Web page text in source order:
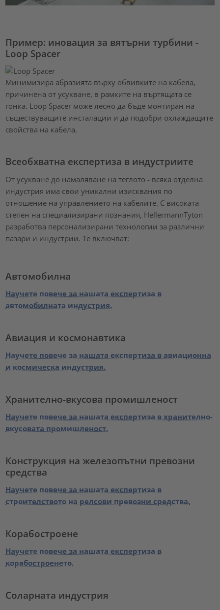
Пример: иновация за вятърни турбини -
Loop Spacer
Минимизира абразията върху обвивките на кабела,
причинена от усукване, в рамките на въртящата се
гонка. Loop Spacer може лесно да бъде монтиран на
съществуващите инсталации и да подобри охлаждащите
свойства на кабела.
Всеобхватна експертиза в индустриите
От усукване до намаляване на теглото - всяка отделна
индустрия има свои уникални изисквания по
отношение на управлението на кабелите. С високата
степен на специализирани познания, HellermannTyton
разработва персонализирани технологии за различни
пазари и индустрии. Те включват:
Автомобилна
Научете повече за нашата експертиза в
автомобилната индустрия.
Авиация и космонавтика
Научете повече за нашата експертиза в авиационна
и космическа индустрия.
Хранително-вкусова промишленост
Научете повече за нашата експертиза в хранително-
вкусовата промишленост.
Конструкция на железопътни превозни
средства
Научете повече за нашата експертиза в
строителството на релсови превозни средства.
Корабостроене
Научете повече за нашата експертиза в
корабостроенето.
Соларната индустрия